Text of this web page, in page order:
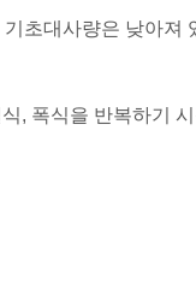
초대사량은 낮아져
, 폭식을 반복하기